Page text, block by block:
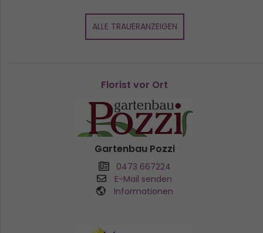
ALLE TRAUERANZEIGEN
Florist vor Ort
Gartenbau Pozzi
0473 667224
E-Mail senden
Informationen